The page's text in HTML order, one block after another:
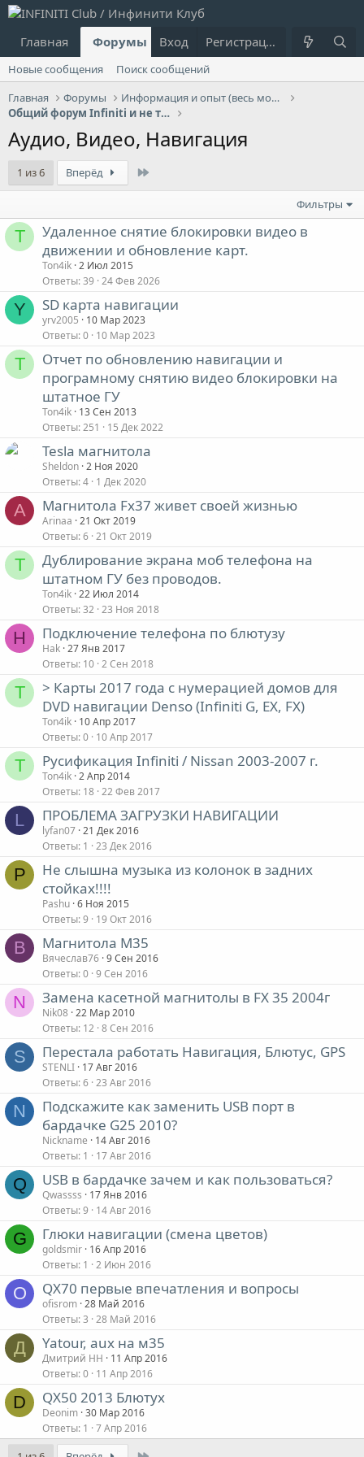
Главная Форумы Что нового?
Вход Регистрация
Новые сообщения
Поиск сообщений
Главная
Форумы
Информация и опыт (весь модельный ряд Infiniti)
Общий форум Infiniti и не только...
Аудио, Видео, Навигация
1 из 6 Вперёд
Фильтры
T
Удаленное снятие блокировки видео в
движении и обновление карт.
Ton4ik 2 Июл 2015
Ответы 39 24 Фев 2026
Y SD карта навигации
yrv2005
10 Мар 2023
Ответы 0 10 Мар 2023
T
Отчет по обновлению навигации и
програмному снятию видео блокировки на
штатное ГУ
Ton4ik 13 Сен 2013
Ответы 251 15 Дек 2022
Tesla магнитола
Sheldon 2 Ноя 2020
Ответы 4 1 Дек 2020
A Магнитола Fx37 живет своей жизнью
Arinaa 21 Окт 2019
Ответы 6 21 Окт 2019
T
Дублирование экрана моб телефона на
штатном ГУ без проводов.
Ton4ik 22 Июл 2014
Ответы 32 23 Ноя 2018
H Подключение телефона по блютузу
Hak 27 Янв 2017
Ответы 10 2 Сен 2018
T
> Карты 2017 года с нумерацией домов для
DVD навигации Denso (Infiniti G, EX, FX)
Ton4ik 10 Апр 2017
Ответы 0 10 Апр 2017
T Русификация Infiniti / Nissan 2003-2007 г.
Ton4ik 2 Апр 2014
Ответы 18 22 Фев 2017
L ПРОБЛЕМА ЗАГРУЗКИ НАВИГАЦИИ
lyfan07 21 Дек 2016
Ответы 1 23 Дек 2016
P
Не слышна музыка из колонок в задних
стойках!!!!
Pashu 6 Ноя 2015
Ответы 9 19 Окт 2016
В Магнитола М35
Вячеслав76 9 Сен 2016
Ответы 0 9 Сен 2016
N Замена касетной магнитолы в FX 35 2004г
Nik08 22 Мар 2010
Ответы 12 8 Сен 2016
S Перестала работать Навигация, Блютус, GPS
STENLI 17 Авг 2016
Ответы 6 23 Авг 2016
N
Подскажите как заменить USB порт в
бардачке G25 2010?
Nickname
14 Авг 2016
Ответы 1 17 Авг 2016
Q USB в бардачке зачем и как пользоваться?
Qwassss
17 Янв 2016
Ответы 9 14 Авг 2016
G Глюки навигации (смена цветов)
goldsmir 16 Апр 2016
Ответы 1 2 Июн 2016
O QX70 первые впечатления и вопросы
ofisrom 28 Май 2016
Ответы 3 28 Май 2016
Д Yatour, aux на м35
Дмитрий НН
11 Апр 2016
Ответы 0 11 Апр 2016
D QX50 2013 Блютух
Deonim 30 Мар 2016
Ответы 1 7 Апр 2016